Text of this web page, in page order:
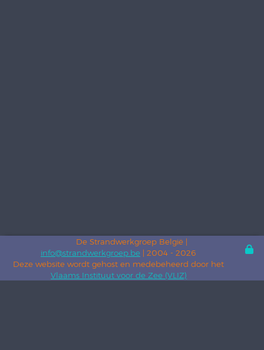
De Strandwerkgroep België |
info@strandwerkgroep.be | 2004 - 2026
Deze website wordt gehost en medebeheerd door het
Vlaams Instituut voor de Zee (VLIZ)